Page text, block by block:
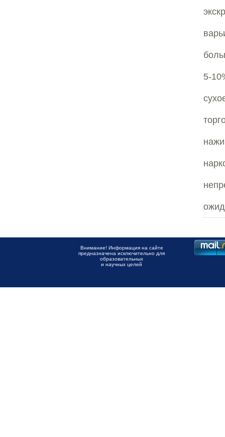
5-
Внимание! Информация на сайте
предназначена исключительно для
образовательных
и научных целей